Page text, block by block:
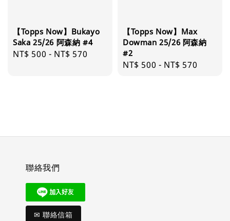
【Topps Now】Bukayo
Saka 25/26 阿森納 #4
Regular
NT$ 500 - NT$ 570
【Topps Now】Max
Dowman 25/26 阿森納
#2
Regular
NT$ 500 - NT$ 570
聯絡我們
✉ 聯絡信箱